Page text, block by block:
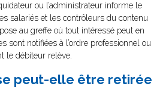
ou l’administrateur informe le
salariés et les contrôleurs du contenu
au greffe où tout intéressé peut en
sont notifiées à l’ordre professionnel ou
le débiteur relève.
peut-elle être retirée